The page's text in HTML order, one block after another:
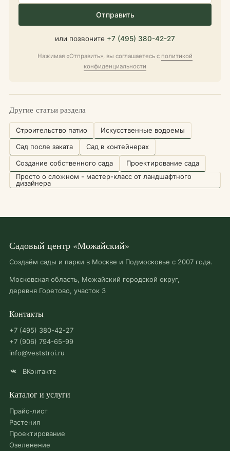
Отправить
или позвоните +7 (495) 380-42-27
Нажимая «Отправить», вы соглашаетесь с политикой
конфиденциальности
Другие статьи раздела
Cтроительство патио
Искусственные водоемы
Сад после заката
Сад в контейнерах
Создание собственного сада
Проектирование сада
Просто о сложном - мастер-класс от ландшафтного
дизайнера
Садовый центр «Можайский»
Создаём сады и парки в Москве и Подмосковье с 2007 года.
Московская область, Можайский городской округ,
деревня Горетово, участок 3
Контакты
+7 (495) 380-42-27
+7 (906) 794-65-99
info@veststroi.ru
ВКонтакте
Каталог и услуги
Прайс-лист
Растения
Проектирование
Озеленение